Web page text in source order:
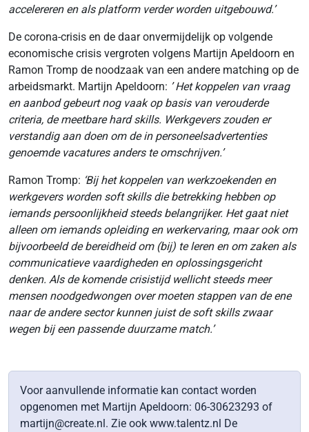
accelereren en als platform verder worden uitgebouwd.’
De corona-crisis en de daar onvermijdelijk op volgende
economische crisis vergroten volgens Martijn Apeldoorn en
Ramon Tromp de noodzaak van een andere matching op de
arbeidsmarkt. Martijn Apeldoorn: ’ Het koppelen van vraag
en aanbod gebeurt nog vaak op basis van verouderde
criteria, de meetbare hard skills. Werkgevers zouden er
verstandig aan doen om de in personeelsadvertenties
genoemde vacatures anders te omschrijven.’
Ramon Tromp: ‘Bij het koppelen van werkzoekenden en
werkgevers worden soft skills die betrekking hebben op
iemands persoonlijkheid steeds belangrijker. Het gaat niet
alleen om iemands opleiding en werkervaring, maar ook om
bijvoorbeeld de bereidheid om (bij) te leren en om zaken als
communicatieve vaardigheden en oplossingsgericht
denken. Als de komende crisistijd wellicht steeds meer
mensen noodgedwongen over moeten stappen van de ene
naar de andere sector kunnen juist de soft skills zwaar
wegen bij een passende duurzame match.’
Voor aanvullende informatie kan contact worden
opgenomen met Martijn Apeldoorn: 06-30623293 of
martijn@create.nl. Zie ook www.talentz.nl De